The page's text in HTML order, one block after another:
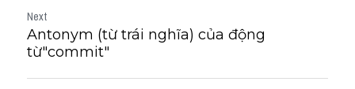
Next
Antonym (từ trái nghĩa) của động
từ"commit"